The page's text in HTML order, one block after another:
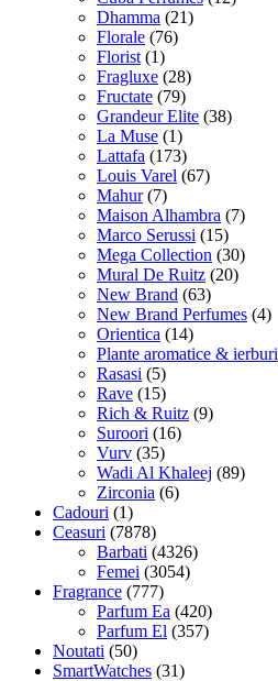
Dhamma (21)
Florale (76)
Florist (1)
Fragluxe (28)
Fructate (79)
Grandeur Elite (38)
La Muse (1)
Lattafa (173)
Louis Varel (67)
Mahur (7)
Maison Alhambra (7)
Marco Serussi (15)
Mega Collection (30)
Mural De Ruitz (20)
New Brand (63)
New Brand Perfumes (4)
Orientica (14)
Plante aromatice & ierburi
Rasasi (5)
Rave (15)
Rich & Ruitz (9)
Suroori (16)
Vurv (35)
Wadi Al Khaleej (89)
Zirconia (6)
Cadouri (1)
Ceasuri (7878)
Barbati (4326)
Femei (3054)
Fragrance (777)
Parfum Ea (420)
Parfum El (357)
Noutati (50)
SmartWatches (31)